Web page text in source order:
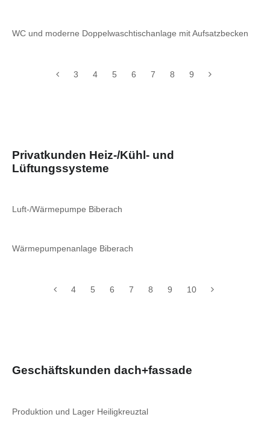
WC und moderne Doppelwaschtischanlage mit Aufsatzbecken
3 4 5 6 7 8 9
Privatkunden Heiz-/Kühl- und
Lüftungssysteme
Luft-/Wärmepumpe Biberach
Wärmepumpenanlage Biberach
4 5 6 7 8 9 10
Geschäftskunden dach+fassade
Produktion und Lager Heiligkreuztal